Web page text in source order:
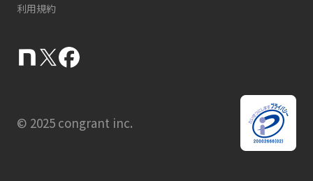
利用規約
© 2025 congrant inc.